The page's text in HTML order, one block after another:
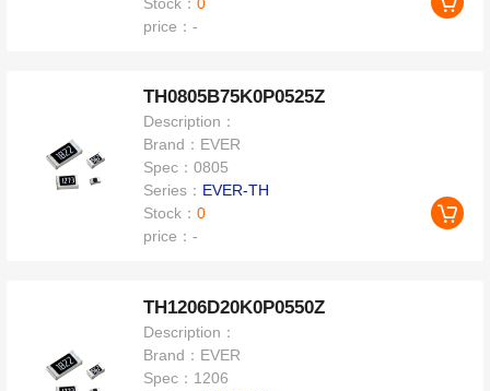
price：-
TH0805B75K0P0525Z
Description：
Brand： EVER
Spec：0805
Series： EVER-TH
Stock：0
price：-
TH1206D20K0P0550Z
Description：
Brand： EVER
Spec： 1206